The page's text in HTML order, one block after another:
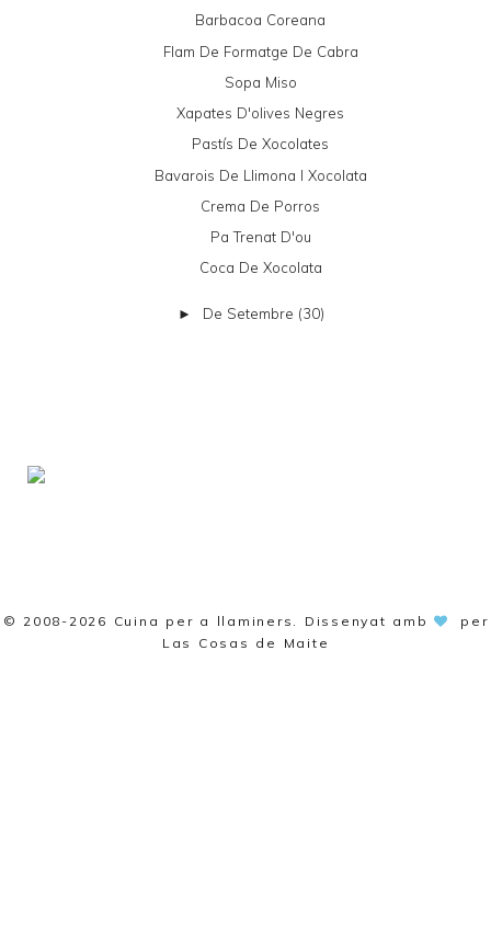
Barbacoa Coreana
Flam De Formatge De Cabra
Sopa Miso
Xapates D'olives Negres
Pastís De Xocolates
Bavarois De Llimona I Xocolata
Crema De Porros
Pa Trenat D'ou
Coca De Xocolata
► De Setembre (30)
© 2008-2026 Cuina per a llaminers . Dissenyat amb
per
Las Cosas de Maite